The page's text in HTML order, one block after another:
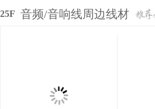
25F 音频/音响线周边线材